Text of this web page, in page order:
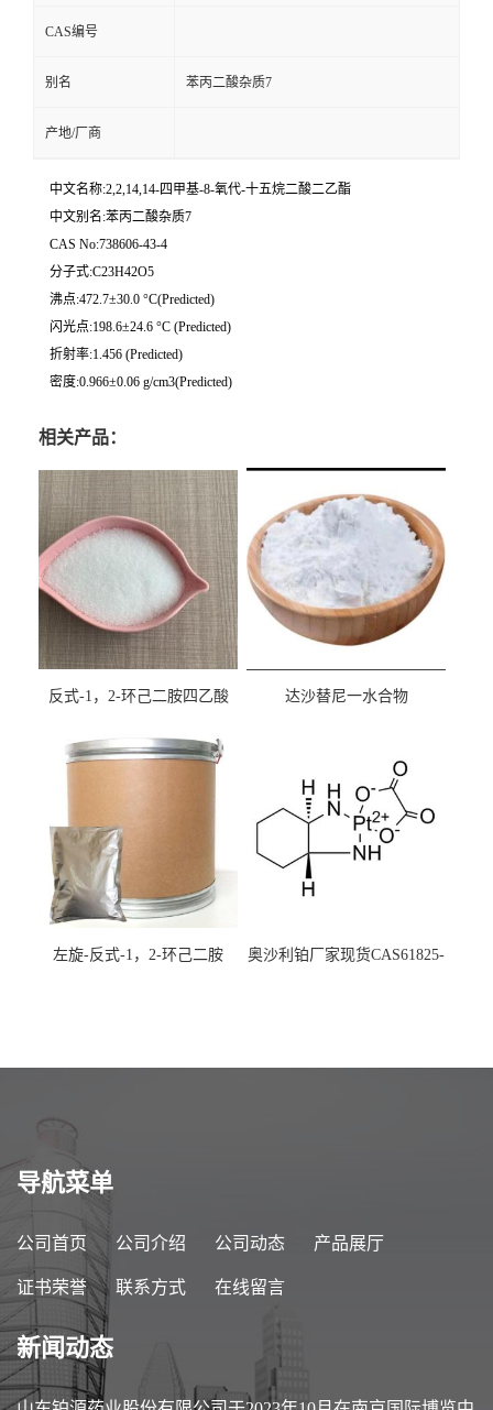
CAS编号
别名 苯丙二酸杂质7
产地/厂商
中文名称:2,2,14,14-四甲基-8-氧代-十五烷二酸二乙酯
中文别名:苯丙二酸杂质7
CAS No:738606-43-4
分子式:C23H42O5
沸点:472.7±30.0 °C(Predicted)
闪光点:198.6±24.6 °C (Predicted)
折射率:1.456 (Predicted)
密度:0.966±0.06 g/cm3(Predicted)
相关产品：
反式-1，2-环己二胺四乙酸
达沙替尼一水合物
左旋-反式-1，2-环己二胺
奥沙利铂厂家现货CAS61825-
导航菜单
公司首页 公司介绍 公司动态 产品展厅
证书荣誉 联系方式 在线留言
新闻动态